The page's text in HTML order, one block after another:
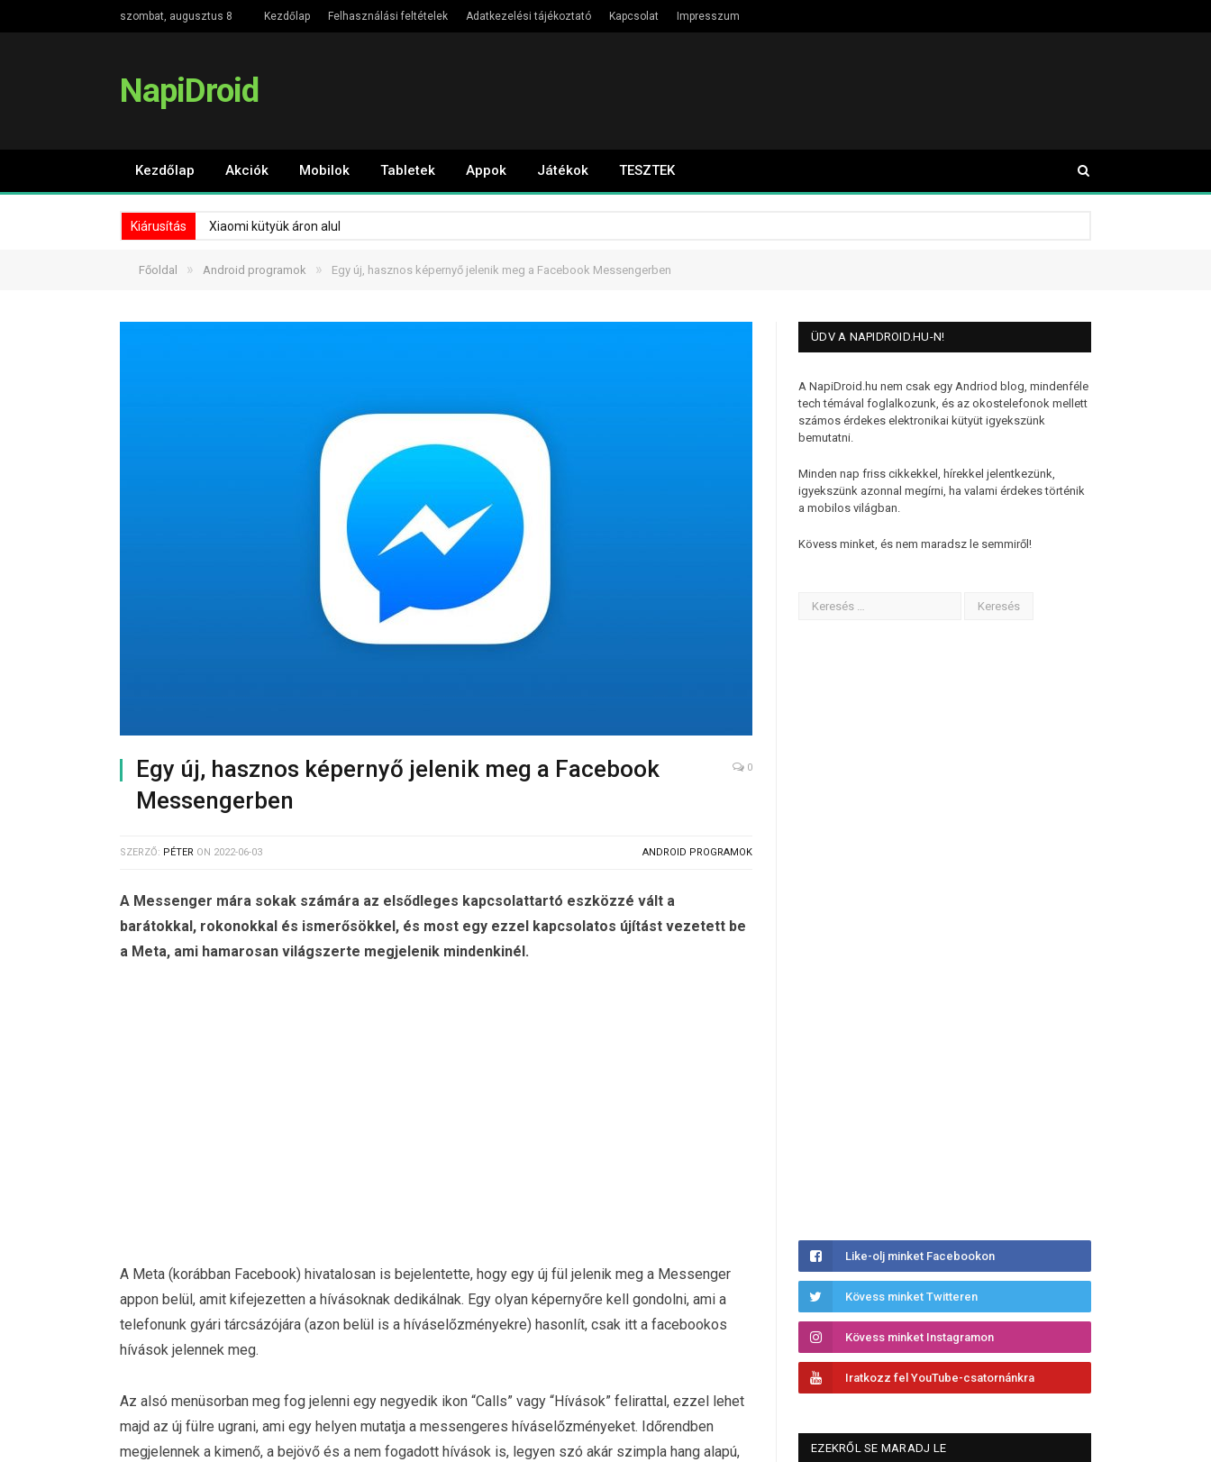
szombat, augusztus 8 Kezdőlap Felhasználási feltételek Adatkezelési tájékoztató Kapcsolat Impresszum
NapiDroid
Kezdőlap Akciók Mobilok Tabletek Appok Játékok TESZTEK
Kiárusítás Xiaomi kütyük áron alul
Főoldal » Android programok » Egy új, hasznos képernyő jelenik meg a Facebook Messengerben
Egy új, hasznos képernyő jelenik meg a Facebook
Messengerben
0
SZERZŐ: PÉTER ON 2022-06-03 ANDROID PROGRAMOK
A Messenger mára sokak számára az elsődleges kapcsolattartó eszközzé vált a
barátokkal, rokonokkal és ismerősökkel, és most egy ezzel kapcsolatos újítást vezetett be
a Meta, ami hamarosan világszerte megjelenik mindenkinél.
A Meta (korábban Facebook) hivatalosan is bejelentette, hogy egy új fül jelenik meg a Messenger
appon belül, amit kifejezetten a hívásoknak dedikálnak. Egy olyan képernyőre kell gondolni, ami a
telefonunk gyári tárcsázójára (azon belül is a híváselőzményekre) hasonlít, csak itt a facebookos
hívások jelennek meg.
Az alsó menüsorban meg fog jelenni egy negyedik ikon “Calls” vagy “Hívások” felirattal, ezzel lehet
majd az új fülre ugrani, ami egy helyen mutatja a messengeres híváselőzményeket. Időrendben
megjelennek a kimenő, a bejövő és a nem fogadott hívások is, legyen szó akár szimpla hang alapú,
ÜDV A NAPIDROID.HU-N!
A NapiDroid.hu nem csak egy Andriod blog, mindenféle
tech témával foglalkozunk, és az okostelefonok mellett
számos érdekes elektronikai kütyüt igyekszünk
bemutatni.
Minden nap friss cikkekkel, hírekkel jelentkezünk,
igyekszünk azonnal megírni, ha valami érdekes történik
a mobilos világban.
Kövess minket, és nem maradsz le semmiről!
Like-olj minket Facebookon
Kövess minket Twitteren
Kövess minket Instagramon
Iratkozz fel YouTube-csatornánkra
EZEKRŐL SE MARADJ LE